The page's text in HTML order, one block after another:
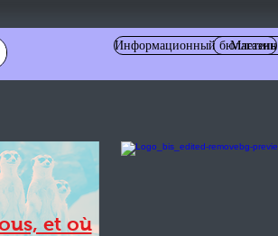
Информационный бюллетень
Магазин
et où